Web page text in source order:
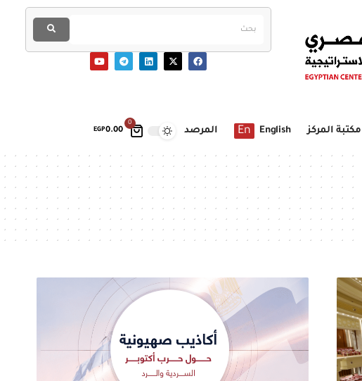
0
EGP0.00 مكتبة المركز English
En المرصد